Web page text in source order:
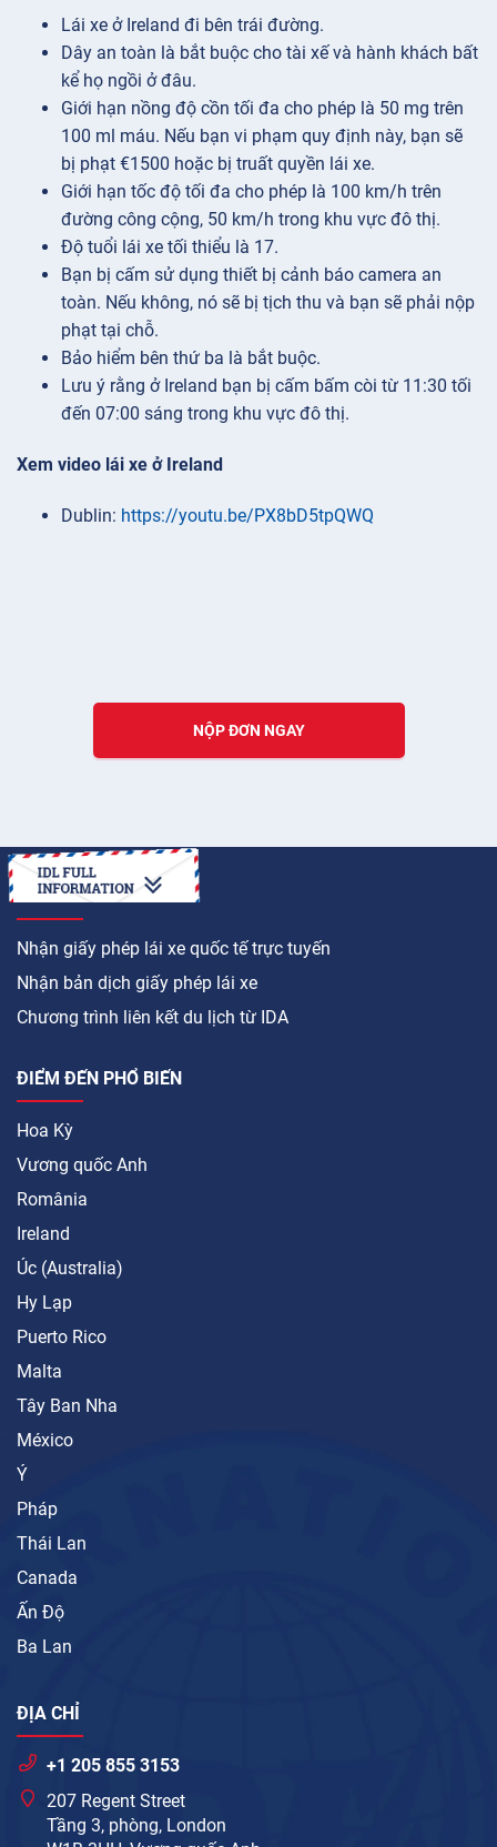
Lái xe ở Ireland đi bên trái đường.
Dây an toàn là bắt buộc cho tài xế và hành khách bất
kể họ ngồi ở đâu.
Giới hạn nồng độ cồn tối đa cho phép là 50 mg trên
100 ml máu. Nếu bạn vi phạm quy định này, bạn sẽ
bị phạt €1500 hoặc bị truất quyền lái xe.
Giới hạn tốc độ tối đa cho phép là 100 km/h trên
đường công cộng, 50 km/h trong khu vực đô thị.
Độ tuổi lái xe tối thiểu là 17.
Bạn bị cấm sử dụng thiết bị cảnh báo camera an
toàn. Nếu không, nó sẽ bị tịch thu và bạn sẽ phải nộp
phạt tại chỗ.
Bảo hiểm bên thứ ba là bắt buộc.
Lưu ý rằng ở Ireland bạn bị cấm bấm còi từ 11:30 tối
đến 07:00 sáng trong khu vực đô thị.
Xem video lái xe ở Ireland
Dublin: https://youtu.be/PX8bD5tpQWQ
NỘP ĐƠN NGAY
LÀM CÁCH NÀO ĐỂ
Nhận giấy phép lái xe quốc tế trực tuyến
Nhận bản dịch giấy phép lái xe
Chương trình liên kết du lịch từ IDA
ĐIỂM ĐẾN PHỔ BIẾN
Hoa Kỳ
Vương quốc Anh
România
Ireland
Úc (Australia)
Hy Lạp
Puerto Rico
Malta
Tây Ban Nha
México
Ý
Pháp
Thái Lan
Canada
Ấn Độ
Ba Lan
ĐỊA CHỈ
+1 205 855 3153
207 Regent Street
Tầng 3, phòng, London